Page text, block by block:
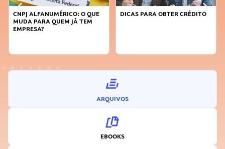
DICAS PARA OBTER CRÉDITO
FAÇA A DIFERENÇA: SEJA
ARQUIVOS
EBOOKS